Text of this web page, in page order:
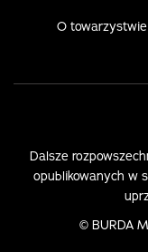
O
Dalsze
opublikowanych w
© BURDA